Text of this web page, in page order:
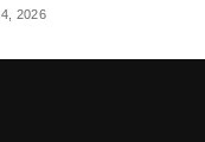
2026